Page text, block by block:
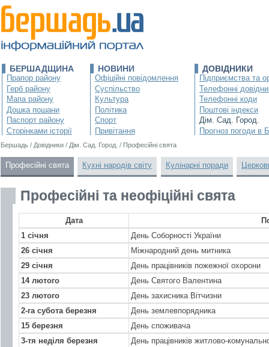
БЕРШАДЩИНА
Прапор району
Герб району
Мапа району
Дошка пошани
Паспорт району
Сторінками історії
НОВИНИ
Офіційні повідомлення
Суспільство
Культура
Політика
Спорт
Привітання
ДОВІДНИКИ
Підприємства та
Телефонні
Телефонні коди
Поштові індекси
Дім. Сад. Город.
Прогноз погоди в
Бершадь / Довідники / Дім. Сад. Город. / Професійні свята
Професійні свята Кухні народів світу Кулінарні поради
Професійні та неофіційні свята
Дата
1 січня
День Соборності України
26 січня
Міжнародний день митника
29 січня
День працівників пожежної охорони
14 лютого
День Святого Валентина
23 лютого
День захисника Вітчизни
2-га субота березня
День землевпорядника
15 березня
День споживача
3-тя неділя березня
День працівників житлово-